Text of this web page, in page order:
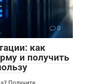
0
как
и получить